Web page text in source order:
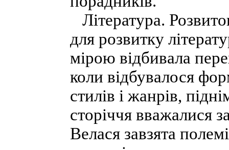
Література.
для розвитку
мірою відбивала
коли відбувалося
стилів і жанрів,
сторіччя вважалися
Велася завзята